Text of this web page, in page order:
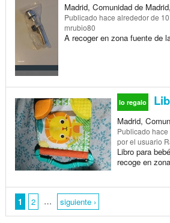
Madrid, Comunidad de
Publicado hace alrededor de
mrubio80
A recoger en zona fuente de
lo regalo
Madrid,
Publicado hace
por el usuario
Libro para
recoge en
1 2 … siguiente ›